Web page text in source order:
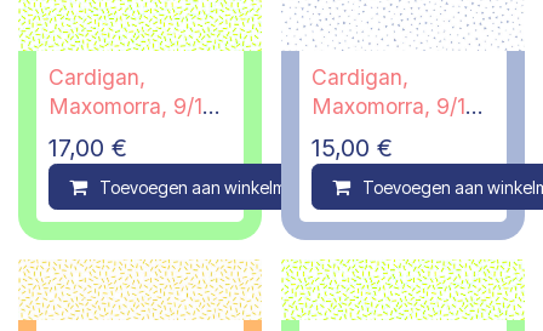
Cardigan,
Maxomorra, 9/10
jaar
17,00 €
Toevoegen aan winkelmandje Compare
Cardigan,
Maxomorra, 9/10
jaar - PI
15,00 €
Toevoegen aan